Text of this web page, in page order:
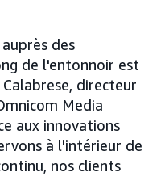
des
de l'entonnoir est
directeur
Media
aux innovations
à l'intérieur de
nos clients